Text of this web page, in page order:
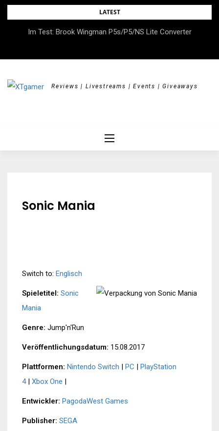
Skip
LATEST
Im Test: Brook Wingman P5s/P5/NS Lite Converter
DOK.fest München 2026 – Empowered, HerStory, Beyond
Reviews | Livestreams | Events | Giveaways
Sonic Mania
Switch to: Englisch
Spieletitel: Sonic
Mania
Genre: Jump'n'Run
Veröffentlichungsdatum: 15.08.2017
Plattformen: Nintendo Switch | PC | PlayStation
4| Xbox One |
Entwickler: PagodaWest Games
Publisher: SEGA